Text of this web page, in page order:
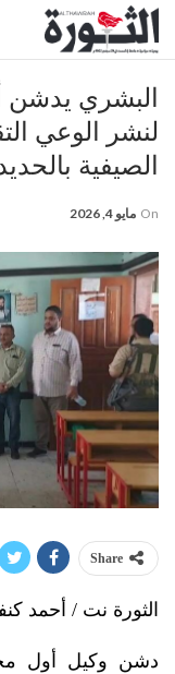
البشري يدشن
لنشر الوعي
الصيفية
On مايو 4, 2026
Share
الثورة نت / أحمد
دشن وكيل أول